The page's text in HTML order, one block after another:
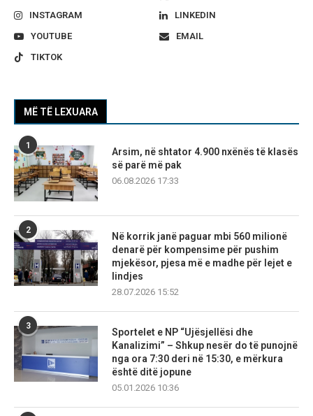
INSTAGRAM
LINKEDIN
YOUTUBE
EMAIL
TIKTOK
MË TË LEXUARA
1
Arsim, në shtator 4.900 nxënës të klasës
së parë më pak
06.08.2026 17:33
2
Në korrik janë paguar mbi 560 milionë
denarë për kompensime për pushim
mjekësor, pjesa më e madhe për lejet e
lindjes
28.07.2026 15:52
3
Sportelet e NP “Ujësjellësi dhe
Kanalizimi” – Shkup nesër do të punojnë
nga ora 7:30 deri në 15:30, e mërkura
është ditë jopune
05.01.2026 10:36